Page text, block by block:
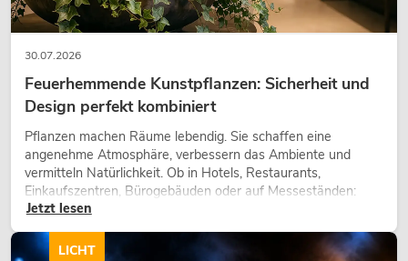
30.07.2026
Feuerhemmende Kunstpflanzen: Sicherheit und
Design perfekt kombiniert
Pflanzen machen Räume lebendig. Sie schaffen eine
angenehme Atmosphäre, verbessern das Ambiente und
vermitteln Natürlichkeit. Ob in Hotels, Restaurants,
Einkaufszentren, Bürogebäuden oder auf Messeständen:
eine hochwertige Begrünung gehört heute längst zum
Jetzt lesen
LICHT